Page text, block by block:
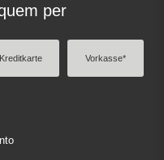
per
Kreditkarte Vorkasse*